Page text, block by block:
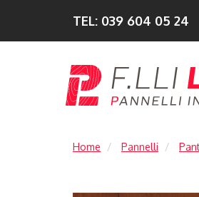
TEL: 039 604 05 24
Home Pannelli